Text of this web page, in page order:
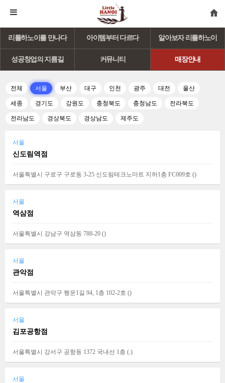
리틀하노이를 만나다 아이템부터 다르다 알아보자 리틀하노이
성공창업의 지름길 커뮤니티 매장안내
전체 서울 부산 대구 인천 광주 대전 울산
세종 경기도 강원도 충청북도 충청남도 전라북도
전라남도 경상북도 경상남도 제주도
서울
신도림역점
서울특별시 구로구 구로동 3-25 신도림테크노마트 지하1층 FC009호 ()
서울
역삼점
서울특별시 강남구 역삼동 788-20 ()
서울
관악점
서울특별시 관악구 행운1길 94, 1층 102-2호 ()
서울
김포공항점
서울특별시 강서구 공항동 1372 국내선 1층 (.)
서울